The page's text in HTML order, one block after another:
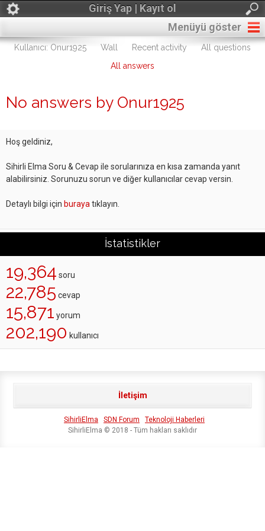
Giriş Yap | Kayıt ol
Menüyü göster
Kullanıcı: Onur1925 Wall Recent activity
All questions
All answers
No answers by Onur1925
Hoş geldiniz,
Sihirli Elma Soru & Cevap ile sorularınıza en kısa zamanda yanıt
alabilirsiniz. Sorunuzu sorun ve diğer kullanıcılar cevap versin.
Detaylı bilgi için buraya tıklayın.
İstatistikler
19,364 soru
22,785 cevap
15,871 yorum
202,190 kullanıcı
İletişim
SihirliElma SDN Forum
Teknoloji Haberleri
SihirliElma © 2018 - Tüm hakları saklıdır